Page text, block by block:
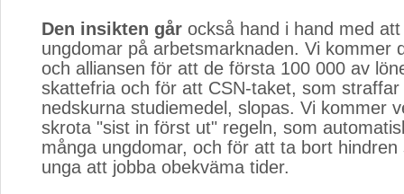
Den insikten går också hand i hand med
ungdomar på arbetsmarknaden. Vi kommer
och alliansen för att de första 100 000 av
skattefria och för att CSN-taket, som
nedskurna studiemedel, slopas. Vi kommer
skrota "sist in först ut" regeln, som
många ungdomar, och för att ta bort hindren
unga att jobba obekväma tider.